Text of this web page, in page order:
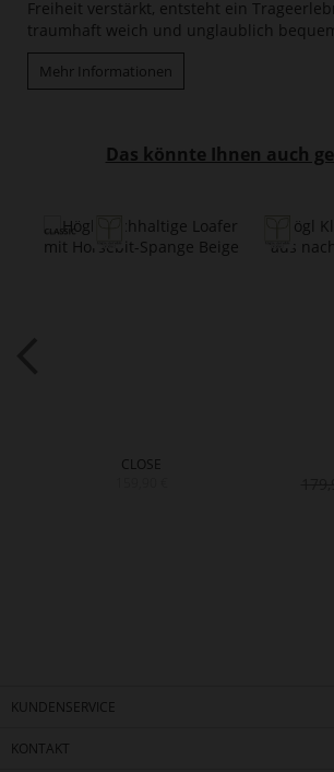
Freiheit verstärkt, entsteht ein
traumhaft weich und unglaublich
Mehr Informationen
Das könnte Ihnen auch
CLOSE
KUNDENSERVICE
KONTAKT